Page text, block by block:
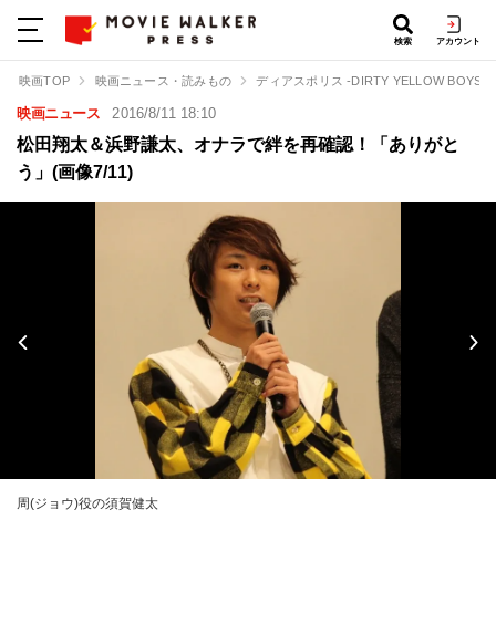
検索 アカウント
映画TOP 映画ニュース・読みもの ディアスポリス -DIRTY YELLOW BOYS-
映画ニュース 2016/8/11 18:10
松田翔太＆浜野謙太、オナラで絆を再確認！「ありがと
う」(画像7/11)
周(ジョウ)役の須賀健太